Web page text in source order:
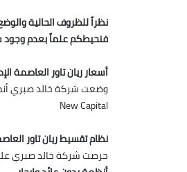
نظراً للظروف الحالية
فنحيطكم علماً بعدم وجود
أسعار ريان تاور العاصمة
New Capital
نظام تقسيط ريان تاور
حرصت شركة خالد صبري